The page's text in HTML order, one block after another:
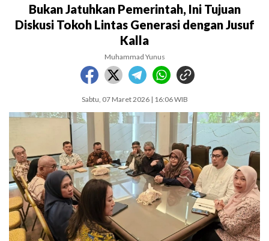
Bukan Jatuhkan Pemerintah, Ini Tujuan
Diskusi Tokoh Lintas Generasi dengan Jusuf
Kalla
Muhammad Yunus
Sabtu, 07 Maret 2026 | 16:06 WIB